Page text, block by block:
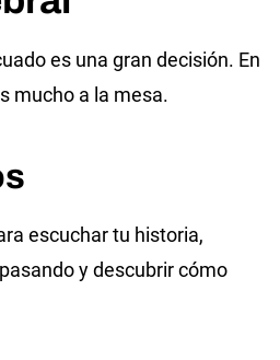
es una gran decisión. En
mucho a la mesa.
escuchar tu historia,
y descubrir cómo